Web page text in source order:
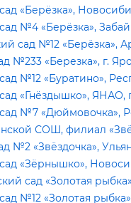
«Берёзка»,
№4 «Берёзка»,
сад №12 «Берёзка»,
№233 «Березка», г.
№12 «Буратино»,
«Гнёздышко», ЯНАО,
№7 «Дюймовочка»,
СОШ, филиал
№2 «Звёздочка»,
«Зёрнышко»,
сад «Золотая
№12 «Золотая рыбка»,